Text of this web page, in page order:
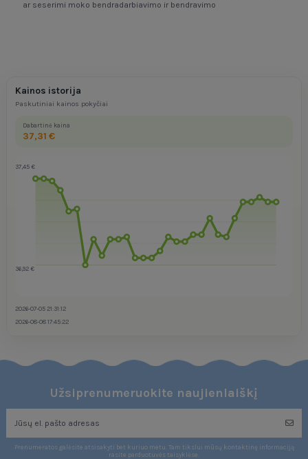
ar seserimi moko bendradarbiavimo ir bendravimo
Kainos istorija
Paskutiniai kainos pokyčiai
Dabartinė kaina
37,31 €
37,45 €
36,92 €
2026-07-05 21:31:12
2026-08-08 17:45:22
Užsiprenumeruokite naujienlaiškį
Prenumeratos galėsite atsisakyti bet kuriuo metu. Tam tikslui mūsų kontaktinę informaciją
rasite parduotuvės taisyklėse.